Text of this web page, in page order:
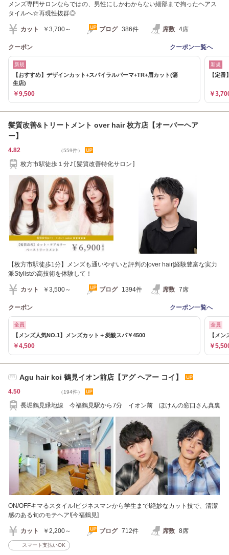
メンズ専門サロンならではの、男性にしかわからない細部まで拘ったヘアス
タイルへ☆再現性抜群◎
カット ￥3,700～ ブログ 386件 席数 4席
クーポン クーポン一覧へ
新規
【おすすめ】デザインカット+スパイラルパーマ+TR+眉カット(蒲
生店)
￥9,500
新規
【定
￥
髪質改善&トリートメント over hair 枚方店【オーバーヘア
ー】
4.82 （559件）
枚方市駅徒歩１分♪[髪質改善特化サロン]
【枚方市駅徒歩1分】メンズも通いやすいと評判の[over hair]経験豊富な実力
派Stylistの高技術を体験して！
カット ￥3,500～ ブログ 1394件 席数 7席
クーポン クーポン一覧へ
全員
【メンズ人気NO.1】メンズカット＋炭酸スパ￥4500
￥4,500
全員
【メ
￥
PR Agu hair koi 鶴見イオン前店【アグ ヘアー コイ】
4.50 （194件）
長堀鶴見緑地線 今福鶴見駅から7分 イオン前 ほけんの窓口さん真裏
ON/OFFキマるスタイル!ビジネスマンから学生まで!絶妙なカット技で、清潔
感のある旬のモテヘア![今福鶴見]
カット ￥2,200～ ブログ 712件 席数 8席
スマート支払いOK